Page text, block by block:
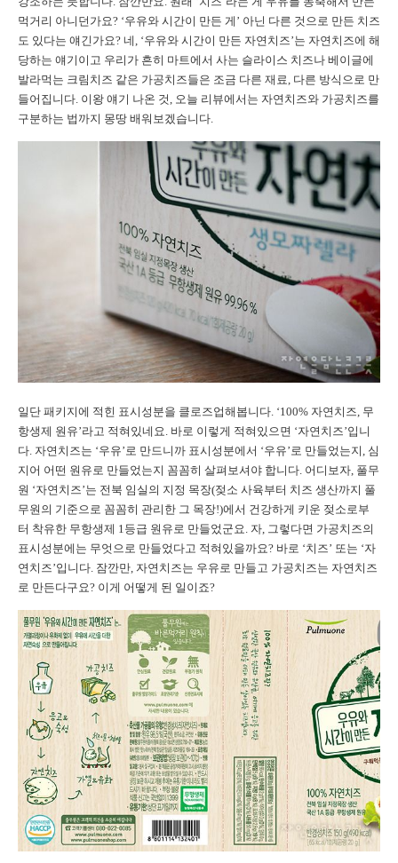
먹거리 아니던가요? ‘우유와 시간이 만든 게’ 아닌 다른 것으로 만든 치즈
도 있다는 얘긴가요? 네, ‘우유와 시간이 만든 자연치즈’는 자연치즈에 해
당하는 얘기이고 우리가 흔히 마트에서 사는 슬라이스 치즈나 베이글에
발라먹는 크림치즈 같은 가공치즈들은 조금 다른 재료, 다른 방식으로 만
들어집니다. 이왕 얘기 나온 것, 오늘 리뷰에서는 자연치즈와 가공치즈를
구분하는 법까지 몽땅 배워보겠습니다.
일단 패키지에 적힌 표시성분을 클로즈업해봅니다. ‘100% 자연치즈, 무
항생제 원유’라고 적혀있네요. 바로 이렇게 적혀있으면 ‘자연치즈’입니
다. 자연치즈는 ‘우유’로 만드니까 표시성분에서 ‘우유’로 만들었는지, 심
지어 어떤 원유로 만들었는지 꼼꼼히 살펴보셔야 합니다. 어디보자, 풀무
원 ‘자연치즈’는 전북 임실의 지정 목장(젖소 사육부터 치즈 생산까지 풀
무원의 기준으로 꼼꼼히 관리한 그 목장!)에서 건강하게 키운 젖소로부
터 착유한 무항생제 1등급 원유로 만들었군요. 자, 그렇다면 가공치즈의
표시성분에는 무엇으로 만들었다고 적혀있을까요? 바로 ‘치즈’ 또는 ‘자
연치즈’입니다. 잠깐만, 자연치즈는 우유로 만들고 가공치즈는 자연치즈
로 만든다구요? 이게 어떻게 된 일이죠?